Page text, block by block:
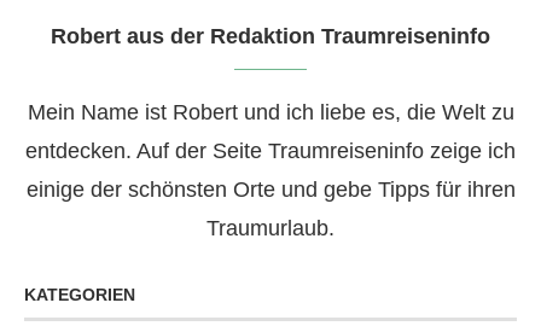
Robert aus der Redaktion Traumreiseninfo
Mein Name ist Robert und ich liebe es, die Welt zu
entdecken. Auf der Seite Traumreiseninfo zeige ich
einige der schönsten Orte und gebe Tipps für ihren
Traumurlaub.
KATEGORIEN